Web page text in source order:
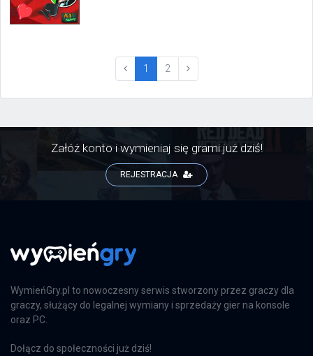
1 (current)
2
Załóż konto i wymieniaj się grami już dziś!
REJESTRACJA
WymieńGry.pl to nowoczesny serwis stworzony przez graczy dla
graczy, służący do legalnej wymiany i sprzedaży gier na konsole
oraz PC.
Dołącz do społeczności już dziś!